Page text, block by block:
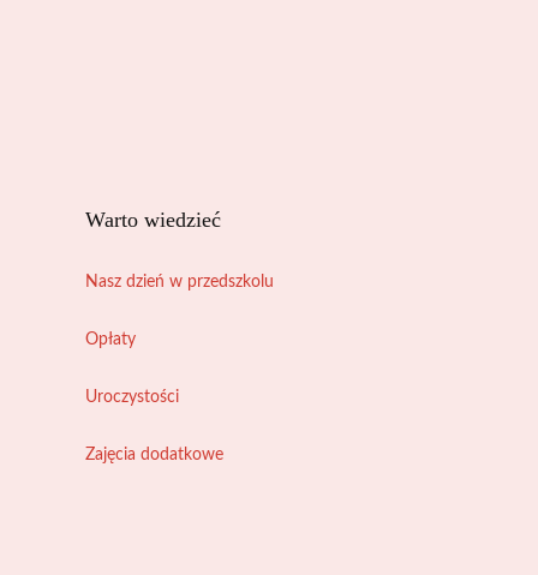
Warto wiedzieć
Nasz dzień w przedszkolu
Opłaty
Uroczystości
Zajęcia dodatkowe